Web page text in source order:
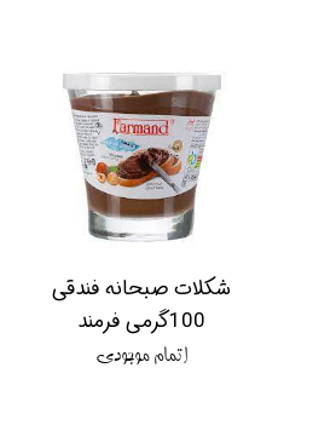
شکلات صبحانه فندقی
100گرمی فرمند
اتمام موجودی